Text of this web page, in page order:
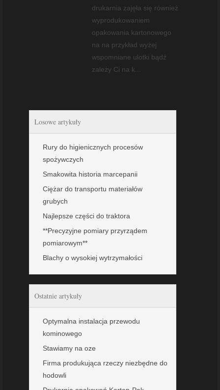
drukarnia zajęła się również
wyprodukowaniem
opakowania kartonowego
na na przykład wyżej
wspomniane ulotki bądź
zależy Ci na k...
Losowe artykuły
Rury do higienicznych procesów
spożywczych
Smakowita historia marcepanii
Ciężar do transportu materiałów
grubych
Najlepsze części do traktora
**Precyzyjne pomiary przyrządem
pomiarowym**
Blachy o wysokiej wytrzymałości
Ostatnie artykuły
Optymalna instalacja przewodu
kominowego
Stawiamy na oze
Firma produkująca rzeczy niezbędne do
hodowli